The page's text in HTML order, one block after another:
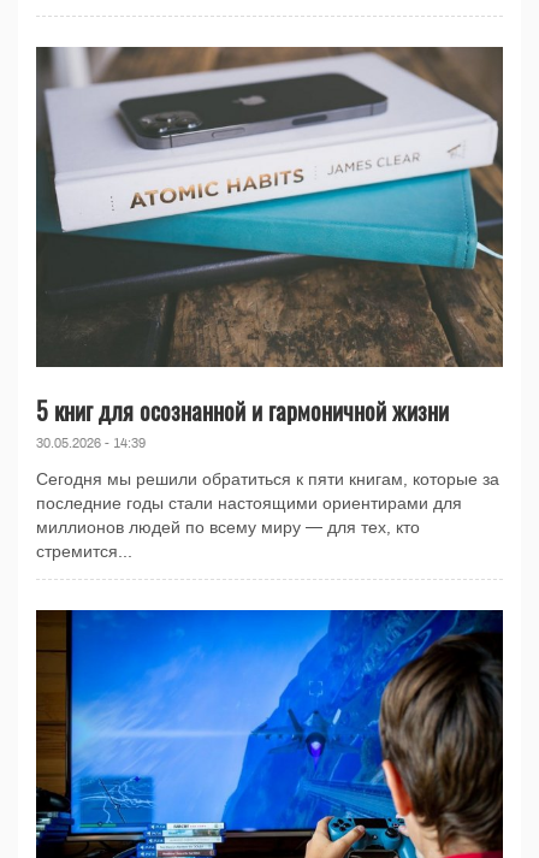
5 книг для осознанной и гармоничной жизни
30.05.2026 - 14:39
Сегодня мы решили обратиться к пяти книгам, которые за
последние годы стали настоящими ориентирами для
миллионов людей по всему миру — для тех, кто
стремится...